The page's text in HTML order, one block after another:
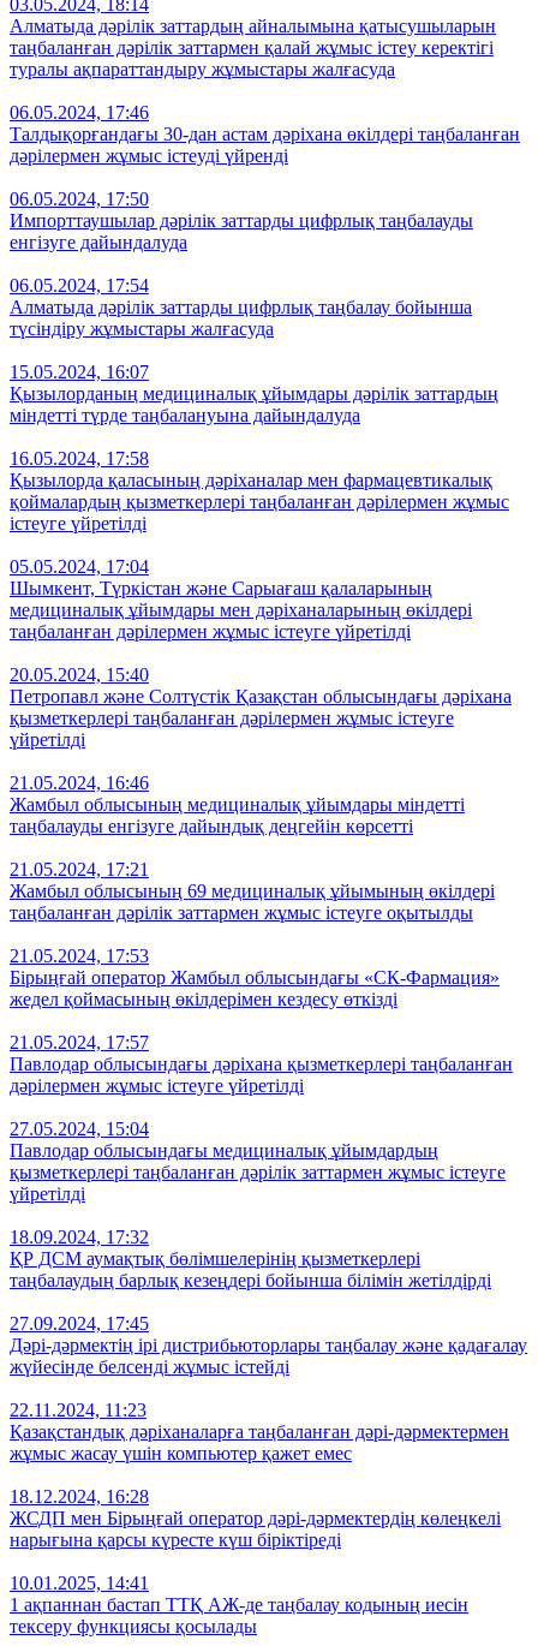
Алматыда дәрілік заттардың айналымына қатысушыларын
таңбаланған дәрілік заттармен қалай жұмыс істеу керектігі
туралы ақпараттандыру жұмыстары жалғасуда
06.05.2024, 17:46
Талдықорғандағы 30-дан астам дәріхана өкілдері таңбаланған
дәрілермен жұмыс істеуді үйренді
06.05.2024, 17:50
Импорттаушылар дәрілік заттарды цифрлық таңбалауды
енгізуге дайындалуда
06.05.2024, 17:54
Алматыда дәрілік заттарды цифрлық таңбалау бойынша
түсіндіру жұмыстары жалғасуда
15.05.2024, 16:07
Қызылорданың медициналық ұйымдары дәрілік заттардың
міндетті түрде таңбалануына дайындалуда
16.05.2024, 17:58
Қызылорда қаласының дәріханалар мен фармацевтикалық
қоймалардың қызметкерлері таңбаланған дәрілермен жұмыс
істеуге үйретілді
05.05.2024, 17:04
Шымкент, Түркістан және Сарыағаш қалаларының
медициналық ұйымдары мен дәріханаларының өкілдері
таңбаланған дәрілермен жұмыс істеуге үйретілді
20.05.2024, 15:40
Петропавл және Солтүстік Қазақстан облысындағы дәріхана
қызметкерлері таңбаланған дәрілермен жұмыс істеуге
үйретілді
21.05.2024, 16:46
Жамбыл облысының медициналық ұйымдары міндетті
таңбалауды енгізуге дайындық деңгейін көрсетті
21.05.2024, 17:21
Жамбыл облысының 69 медициналық ұйымының өкілдері
таңбаланған дәрілік заттармен жұмыс істеуге оқытылды
21.05.2024, 17:53
Бірыңғай оператор Жамбыл облысындағы «СК-Фармация»
жедел қоймасының өкілдерімен кездесу өткізді
21.05.2024, 17:57
Павлодар облысындағы дәріхана қызметкерлері таңбаланған
дәрілермен жұмыс істеуге үйретілді
27.05.2024, 15:04
Павлодар облысындағы медициналық ұйымдардың
қызметкерлері таңбаланған дәрілік заттармен жұмыс істеуге
үйретілді
18.09.2024, 17:32
ҚР ДСМ аумақтық бөлімшелерінің қызметкерлері
таңбалаудың барлық кезеңдері бойынша білімін жетілдірді
27.09.2024, 17:45
Дәрі-дәрмектің ірі дистрибьюторлары таңбалау және қадағалау
жүйесінде белсенді жұмыс істейді
22.11.2024, 11:23
Қазақстандық дәріханаларға таңбаланған дәрі-дәрмектермен
жұмыс жасау үшін компьютер қажет емес
18.12.2024, 16:28
ЖСДП мен Бірыңғай оператор дәрі-дәрмектердің көлеңкелі
нарығына қарсы күресте күш біріктіреді
10.01.2025, 14:41
1 ақпаннан бастап ТТҚ АЖ-де таңбалау кодының иесін
тексеру функциясы қосылады